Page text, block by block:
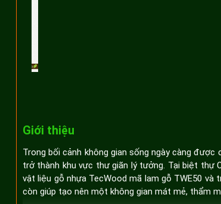
Giới thiệu
Trong bối cảnh không gian sống ngày càng
trở thành khu vực thư giãn lý tưởng. Tại biệt thự
vật liệu gỗ nhựa TecWood mã lam gỗ TWE50 và
còn giúp tạo nên một không gian mát mẻ, thẩm